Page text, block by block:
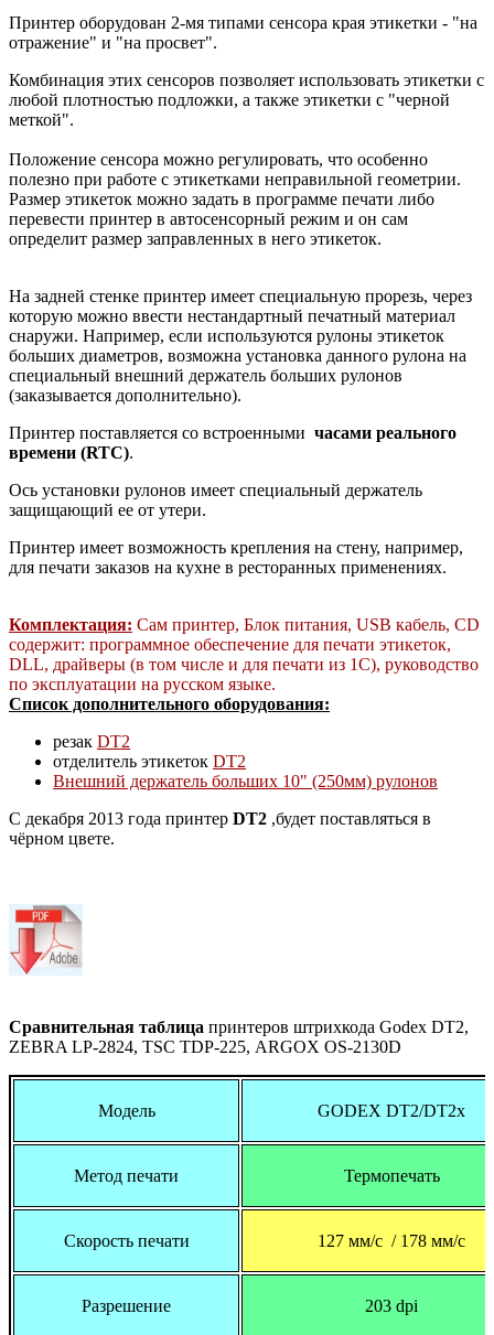
Принтер оборудован 2-мя типами сенсора края этикетки - "на
отражение" и "на просвет".
Комбинация этих сенсоров позволяет использовать этикетки с
любой плотностью подложки, а также этикетки с "черной
меткой".
Положение сенсора можно регулировать, что особенно
полезно при работе с этикетками неправильной геометрии.
Размер этикеток можно задать в программе печати либо
перевести принтер в автосенсорный режим и он сам
определит размер заправленных в него этикеток.
На задней стенке принтер имеет специальную прорезь, через
которую можно ввести нестандартный печатный материал
снаружи. Например, если используются рулоны этикеток
больших диаметров, возможна установка данного рулона на
специальный внешний держатель больших рулонов
(заказывается дополнительно).
Принтер поставляется со встроенными часами реального
времени (RTC).
Ось установки рулонов имеет специальный держатель
защищающий ее от утери.
Принтер имеет возможность крепления на стену, например,
для печати заказов на кухне в ресторанных применениях.
Комплектация: Сам принтер, Блок питания, USB кабель, CD
содержит: программное обеспечение для печати этикеток,
DLL, драйверы (в том числе и для печати из 1С), руководство
по эксплуатации на русском языке.
Список дополнительного оборудования:
резак DT2
отделитель этикеток DT2
Внешний держатель больших 10" (250мм) рулонов
С декабря 2013 года принтер DT2 ,будет поставляться в
чёрном цвете.
Сравнительная таблица принтеров штрихкода Godex DT2,
ZEBRA LP-2824, TSC TDP-225, ARGOX OS-2130D
Модель GODEX DT2/DT2x
Метод печати Термопечать
Скорость печати 127 мм/с / 178 мм/с
Разрешение 203 dpi